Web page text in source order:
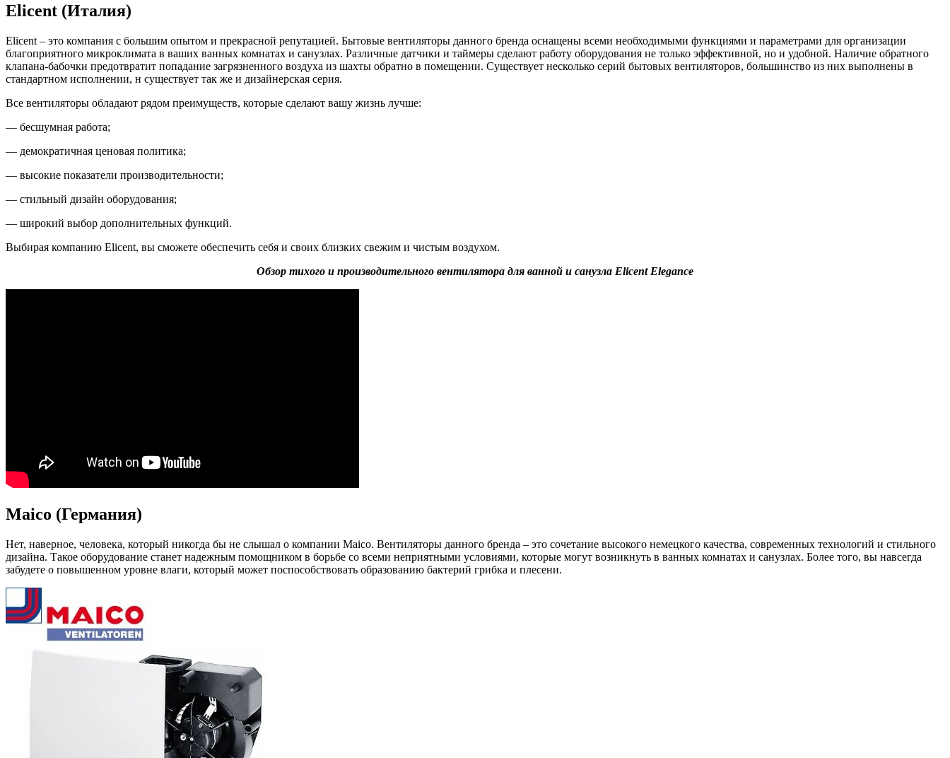
Elicent (Италия)
Elicent – это компания с большим опытом и прекрасной репутацией. Бытовые вентиляторы данного бренда оснащены всеми необходимыми функциями и параметрами для организации
благоприятного микроклимата в ваших ванных комнатах и санузлах. Различные датчики и таймеры сделают работу оборудования не только эффективной, но и удобной. Наличие обратного
клапана-бабочки предотвратит попадание загрязненного воздуха из шахты обратно в помещении. Существует несколько серий бытовых вентиляторов, большинство из них выполнены в
стандартном исполнении, н существует так же и дизайнерская серия.
Все вентиляторы обладают рядом преимуществ, которые сделают вашу жизнь лучше:
— бесшумная работа;
— демократичная ценовая политика;
— высокие показатели производительности;
— стильный дизайн оборудования;
— широкий выбор дополнительных функций.
Выбирая компанию Elicent, вы сможете обеспечить себя и своих близких свежим и чистым воздухом.
Обзор тихого и производительного вентилятора для ванной и санузла Elicent Elegance
Maico (Германия)
Нет, наверное, человека, который никогда бы не слышал о компании Maico. Вентиляторы данного бренда – это сочетание высокого немецкого качества, современных технологий и стильного
дизайна. Такое оборудование станет надежным помощником в борьбе со всеми неприятными условиями, которые могут возникнуть в ванных комнатах и санузлах. Более того, вы навсегда
забудете о повышенном уровне влаги, который может поспособствовать образованию бактерий грибка и плесени.